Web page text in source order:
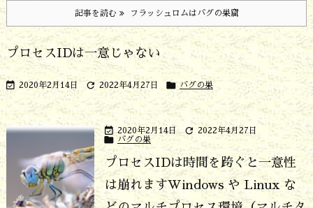
記事を読む フラッシュロムはバグの巣窟
プロセスIDは一意じゃない
 2020年2月14日  2022年4月27日  バグの巣
 2020年2月14日  2022年4月27日
 バグの巣
プロセスIDは時間を跨ぐと一意性
は崩れますWindows や Linux な